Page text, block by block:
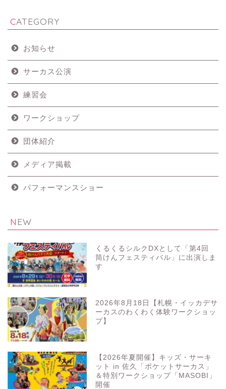
CATEGORY
お知らせ
サーカス公演
練習会
ワークショップ
団体紹介
メディア掲載
パフォーマンスショー
NEW
くるくるシルクDXとして「第4回
筒けんフェスティバル」に出演しま
す
2026年8月18日【札幌・イッカデサ
ーカスのわくわく体験ワークショッ
プ】
【2026年夏開催】キッズ・サーキ
ット in 佐久「ポケットサーカス」
＆特別ワークショップ「MASOBI」
開催